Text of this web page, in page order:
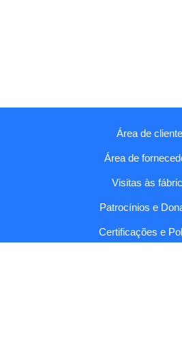
Área de
Área de
Visitas às
Patrocínios e
Certificações e